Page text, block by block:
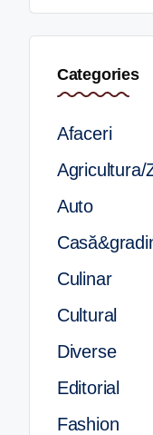
Categories
Afaceri
Agricultura/
Auto
Culinar
Cultural
Diverse
Editorial
Fashion